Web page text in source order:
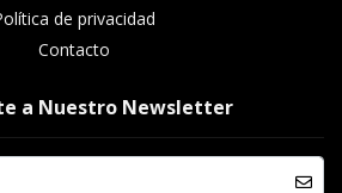
de privacidad
Contacto
a Nuestro Newsletter